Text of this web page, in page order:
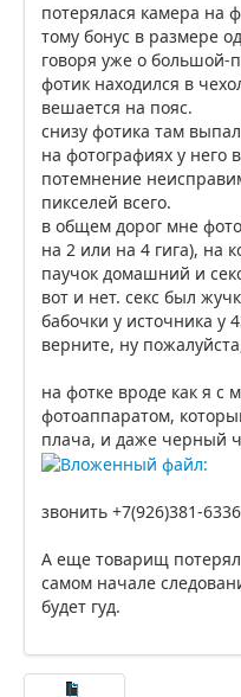
потерялася камера на
тому бонус в размере
говоря уже о большой-
фотик находился в
вешается на пояс.
снизу фотика там
на фотографиях у него
потемнение
пикселей всего.
в общем дорог мне
на 2 или на 4 гига), на
паучок домашний и
вот и нет. секс был
бабочки у источника у
верните, ну
на фотке вроде как я
фотоаппаратом,
плача, и даже черный
звонить +7(926)381-
А еще товарищ
самом начале
будет гуд.